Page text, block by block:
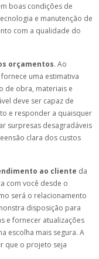
boas condições de
e manutenção de
com a qualidade do
orçamentos. Ao
uma estimativa
de obra, materiais e
deve ser capaz de
e responder a quaisquer
surpresas desagradáveis
clara dos custos
ao cliente da
com você desde o
será o relacionamento
disposição para
e fornecer atualizações
escolha mais segura. A
que o projeto seja